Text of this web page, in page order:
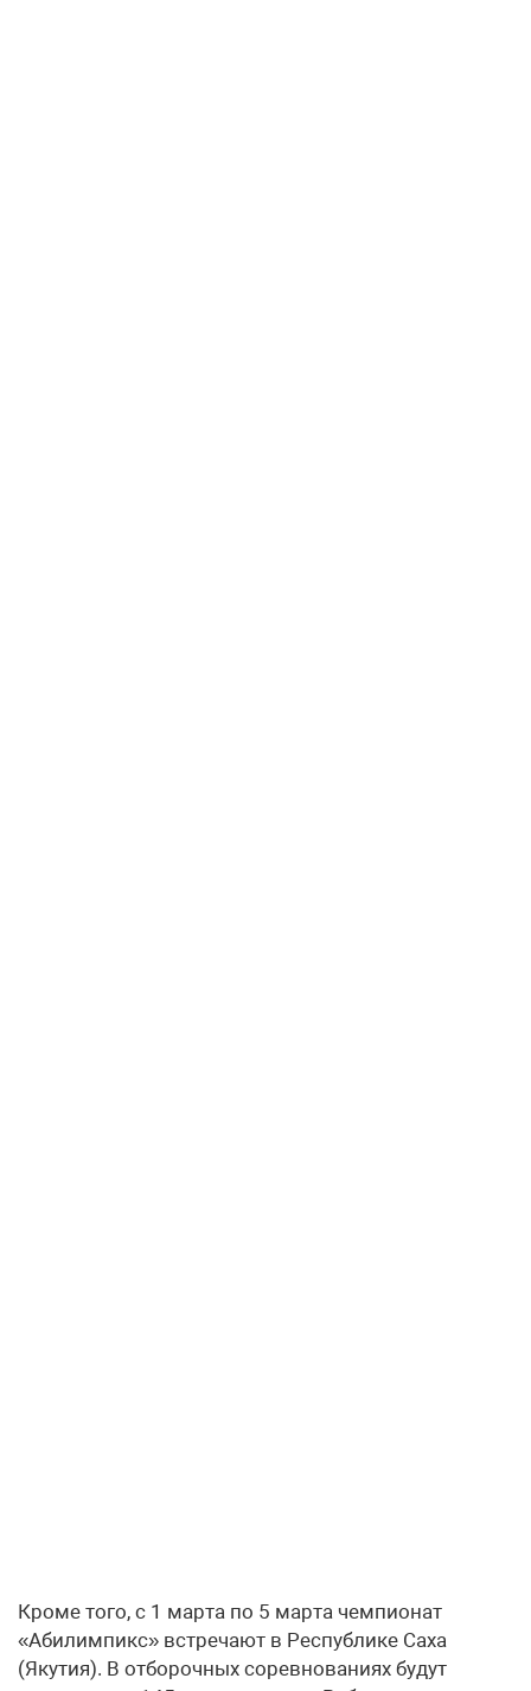
Кроме того, с 1 марта по 5 марта чемпионат
«Абилимпикс» встречают в Республике Саха
(Якутия). В отборочных соревнованиях будут